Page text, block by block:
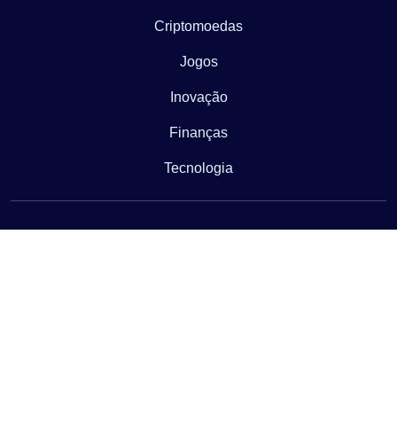
Criptomoedas
Jogos
Inovação
Finanças
Tecnologia